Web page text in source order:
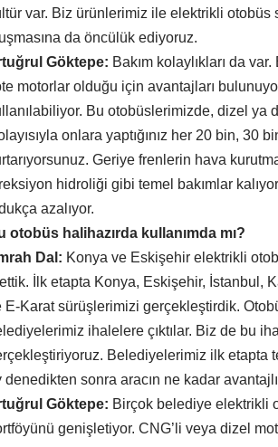
var. Biz ürünlerimiz ile elektrikli otobüs
da öncülük ediyoruz.
Göktepe: Bakım kolaylıkları da
motorlar olduğu için avantajları
Bu otobüslerimizde, dizel ya
onlara yaptığınız her 20 bin, 30
Geriye frenlerin hava
hidroliği gibi temel bakımlar
azalıyor.
otobüs halihazırda kullanımda mı?
Dal: Konya ve Eskişehir elektrikli
İlk etapta Konya, Eskişehir, İstanbul,
E-Karat sürüşlerimizi gerçekleştirdik.
ihalelere çıktılar. Biz de bu
Belediyelerimiz ilk etapta
denedikten sonra aracın ne kadar
Göktepe: Birçok belediye elektrikli
genişletiyor. CNG’li veya dizel